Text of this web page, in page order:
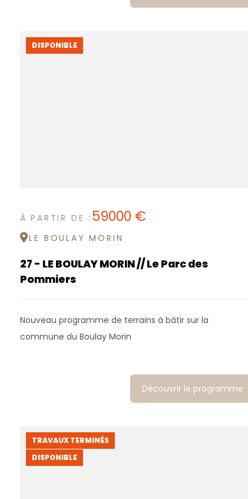
DISPONIBLE
À PARTIR DE : 59000 €
LE BOULAY MORIN
27 - LE BOULAY MORIN // Le Parc des
Pommiers
Nouveau programme de terrains à bâtir sur la
commune du Boulay Morin
Découvrir le programme
TRAVAUX TERMINÉS
DISPONIBLE